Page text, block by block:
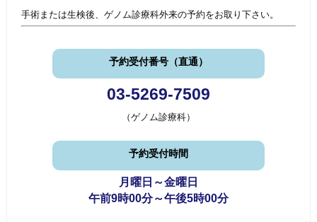
手術または生検後、ゲノム診療科外来の予約をお取り下さい。
予約受付番号（直通）
03-5269-7509
（ゲノム診療科）
予約受付時間
月曜日～金曜日
午前9時00分～午後5時00分